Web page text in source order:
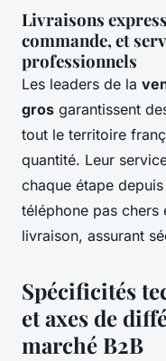
Livraisons
commande, et
professionnels
Les leaders de la
gros garantissent
tout le territoire
quantité. Leur
chaque étape
téléphone pas chers
livraison, assurant
Spécificités
et axes de
marché B2B